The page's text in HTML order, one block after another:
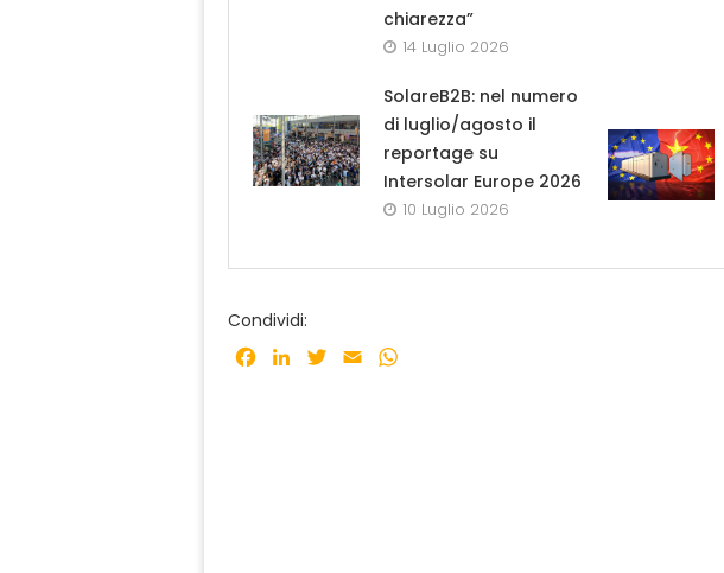
chiarezza”
14 Luglio 2026
SolareB2B: nel numero
di luglio/agosto il
reportage su
Intersolar Europe 2026
10 Luglio 2026
Condividi:
Facebook
LinkedInTwitter
Email